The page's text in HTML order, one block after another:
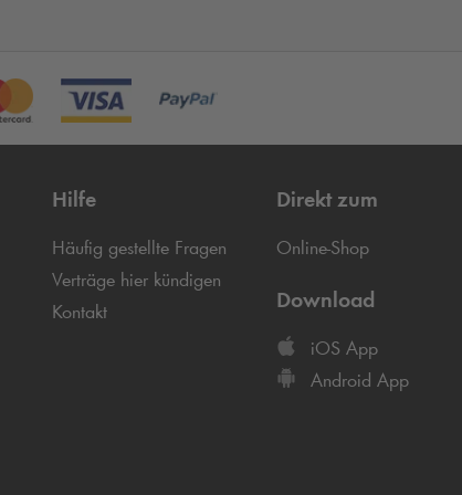
Hilfe
Häufig gestellte Fragen
Verträge hier kündigen
Kontakt
Direkt zum
Online-Shop
Download
iOS App
Android App